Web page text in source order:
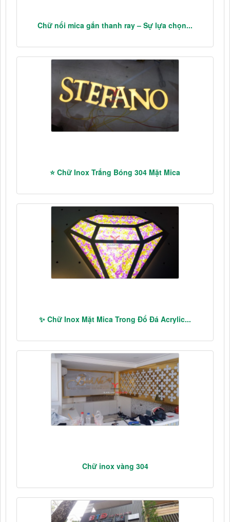
Chữ nổi mica gắn thanh ray – Sự lựa chọn...
⭐ Chữ Inox Trắng Bóng 304 Mặt Mica
✨ Chữ Inox Mặt Mica Trong Đổ Đá Acrylic...
Chữ inox vàng 304